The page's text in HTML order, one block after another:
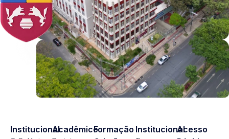
InstitucionalAcadêmicoFormação InstitucionalAcesso